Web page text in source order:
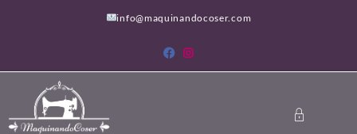
info@maquinandocoser.com